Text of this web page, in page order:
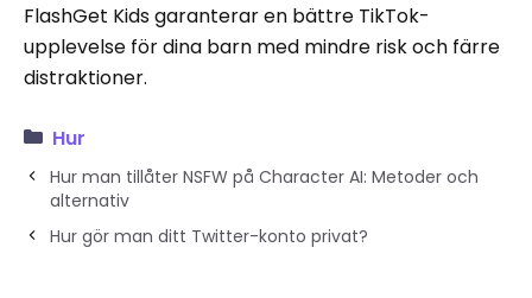
FlashGet Kids garanterar en bättre TikTok-
upplevelse för dina barn med mindre risk och färre
distraktioner.
Hur
Hur man tillåter NSFW på Character AI: Metoder och
alternativ
Hur gör man ditt Twitter-konto privat?